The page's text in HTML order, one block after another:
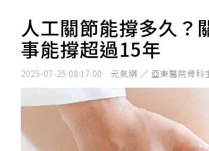
人工關節能撐多久？
事能撐超過15年
2025-07-25 08:17:00 元氣網 ／ 亞東醫院骨科